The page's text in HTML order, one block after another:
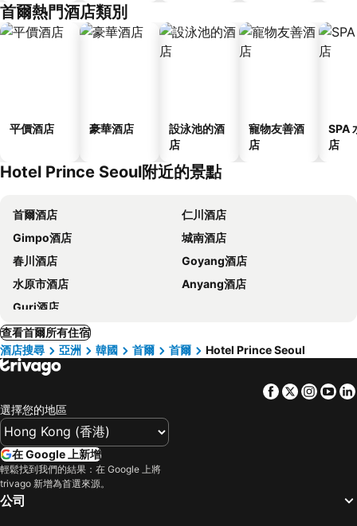
首爾熱門酒店類別
平價酒店 豪華酒店
設泳池的酒
店
寵物友善酒
店
SPA
店
Hotel Prince Seoul附近的景點
首爾酒店
仁川酒店
Gimpo酒店
城南酒店
春川酒店
Goyang酒店
水原市酒店
Anyang酒店
Guri酒店
查看首爾所有住宿
酒店搜尋
亞洲 韓國 首爾 首爾 Hotel Prince Seoul
Facebook
Twitter
選擇您的地區
在 Google 上新增
輕鬆找到我們的結果：在 Google 上將
trivago 新增為首選來源。
公司